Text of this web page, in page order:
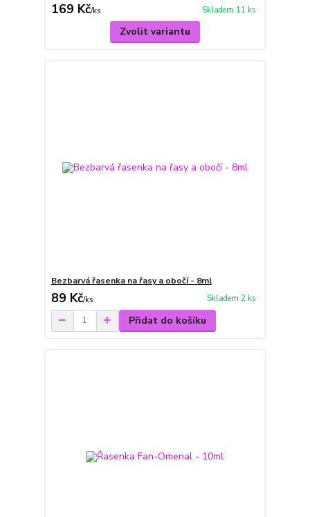
169 Kč/ks Skladem 11 ks
Zvolit variantu
Bezbarvá řasenka na řasy a obočí - 8ml
89 Kč/ks Skladem 2 ks
Přidat do košíku